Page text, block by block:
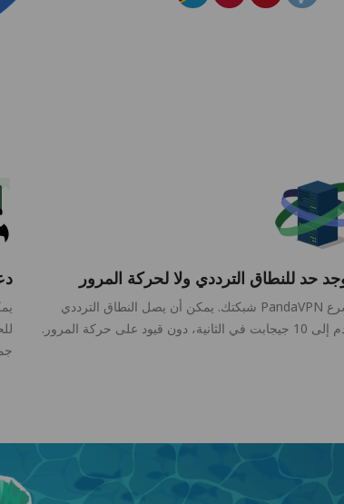
حد للنطاق الترددي ولا لحركة المرور
ستسرع PandaVPN شبكتك. يمكن أن يصل النطاق الترددي
دون قيود على حركة المرور.